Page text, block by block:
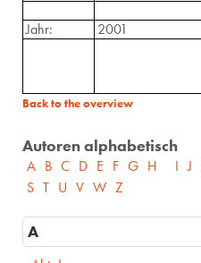
Jahr:
2001
Back to the overview
Autoren alphabetisch
A B C D E F G H I J
S T U V W Z
A